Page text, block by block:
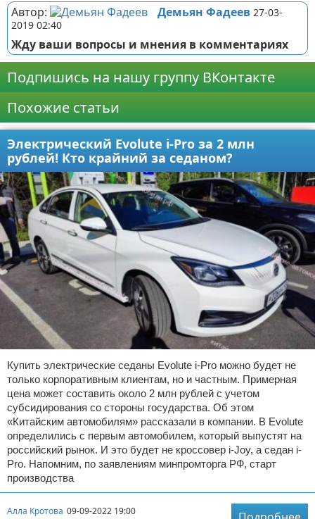
Автор: Демьян Фадеев 27-03-
2019 02:40
Жду ваши вопросы и мнения в комментариях
Подпишись на нашу группу ВКонтакте
Похожие статьи
Электрический Evolute i-Pro за 2 млн
рублей! Кто крайний за седаном?
Купить электрические седаны Evolute i-Pro можно будет не
только корпоративным клиентам, но и частным. Примерная
цена может составить около 2 млн рублей с учетом
субсидирования со стороны государства. Об этом
«Китайским автомобилям» рассказали в компании. В Evolute
определились с первым автомобилем, который выпустят на
российский рынок. И это будет не кроссовер i-Joy, а седан i-
Pro. Напомним, по заявлениям минпромторга РФ, старт
производства
Алла Кротова 09-09-2022 19:00